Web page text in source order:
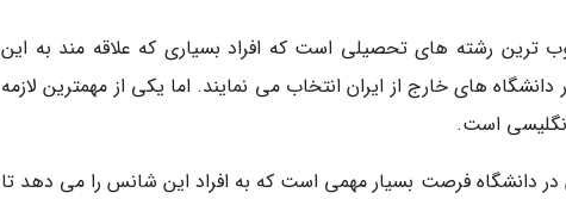
ترین رشته های تحصیلی است که افراد بسیاری که علاقه مند به این
های خارج از ایران انتخاب می نمایند. اما یکی از مهمترین لازمه
است.
در دانشگاه فرصت بسیار مهمی است که به افراد این شانس را می دهد تا